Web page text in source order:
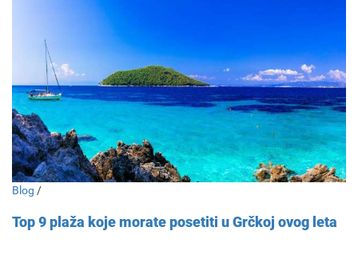
Blog /
Top 9 plaža koje morate posetiti u Grčkoj ovog leta